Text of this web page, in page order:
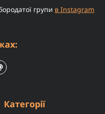
групи в Instagram
Категорії